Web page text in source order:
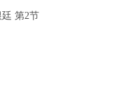
第2节